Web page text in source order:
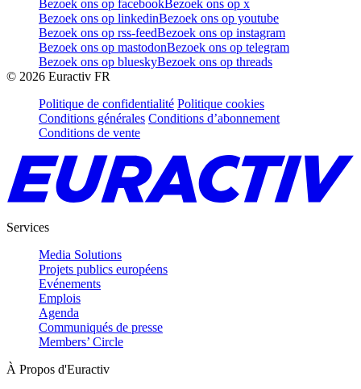
Bezoek ons op facebookBezoek ons op x
Bezoek ons op linkedinBezoek ons op youtube
Bezoek ons op rss-feedBezoek ons op instagram
Bezoek ons op mastodonBezoek ons op telegram
Bezoek ons op blueskyBezoek ons op threads
© 2026 Euractiv FR
Politique de confidentialité Politique cookies
Conditions générales Conditions d’abonnement
Conditions de vente
Services
Media Solutions
Projets publics européens
Evénements
Emplois
Agenda
Communiqués de presse
Members’ Circle
À Propos d'Euractiv